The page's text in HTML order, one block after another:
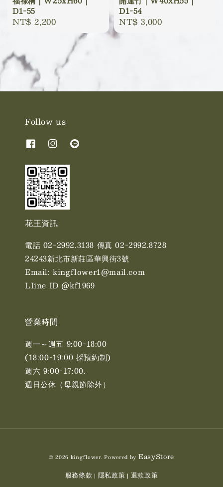
D1-55
Regular
NT$ 2,200
D1-54
Regular
price
NT$ 3,000
Follow us
花王資訊
電話 02-2992.3138 傳真 02-2992.8728
24243新北市新莊區華興街3號
Email: kingflower1@mail.com
LIine ID @kf1969
營業時間
週一～週五 9:00-18:00
(18:00-19:00 採預約制)
週六 9:00-17:00. ​​
週日公休（母親節除外）
© 2026 kingflower. Powered by EasyStore
服務條款 | 隱私政策 | 退款政策